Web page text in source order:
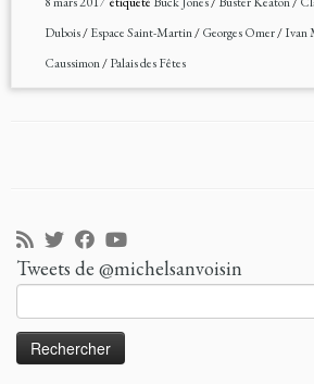
Dubois/Espace Saint-Martin/Georges Omer/Ivan
Caussimon/Palais des Fêtes
Tweets de @michelsanvoisin